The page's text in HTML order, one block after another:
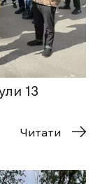
13
Читати